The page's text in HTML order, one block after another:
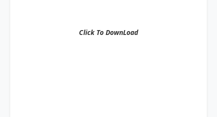
Click To DownLoad